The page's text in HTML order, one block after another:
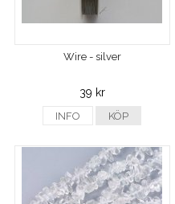
Wire - silver
39 kr
INFO KÖP